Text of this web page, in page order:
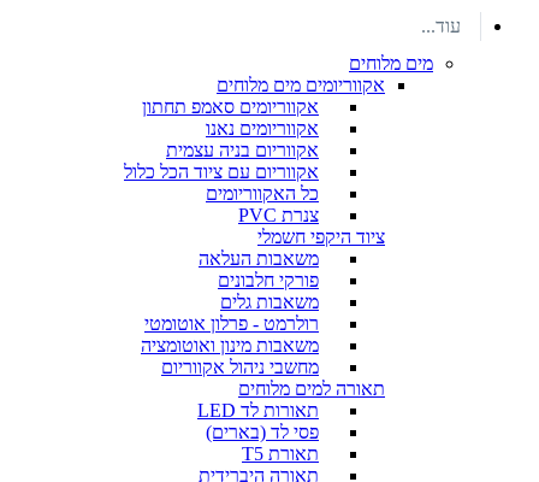
עוד...
מים מלוחים
אקווריומים מים מלוחים
אקווריומים סאמפ תחתון
אקווריומים נאנו
אקווריום בניה עצמית
אקווריום עם ציוד הכל כלול
כל האקווריומים
צנרת PVC
ציוד היקפי חשמלי
משאבות העלאה
פורקי חלבונים
משאבות גלים
רולרמט - פרלון אוטומטי
משאבות מינון ואוטומציה
מחשבי ניהול אקווריום
תאורה למים מלוחים
תאורות לד LED
פסי לד (בארים)
תאורת T5
תאורה היברידית